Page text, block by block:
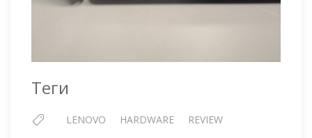
Теги
LENOVO HARDWARE REVIEW